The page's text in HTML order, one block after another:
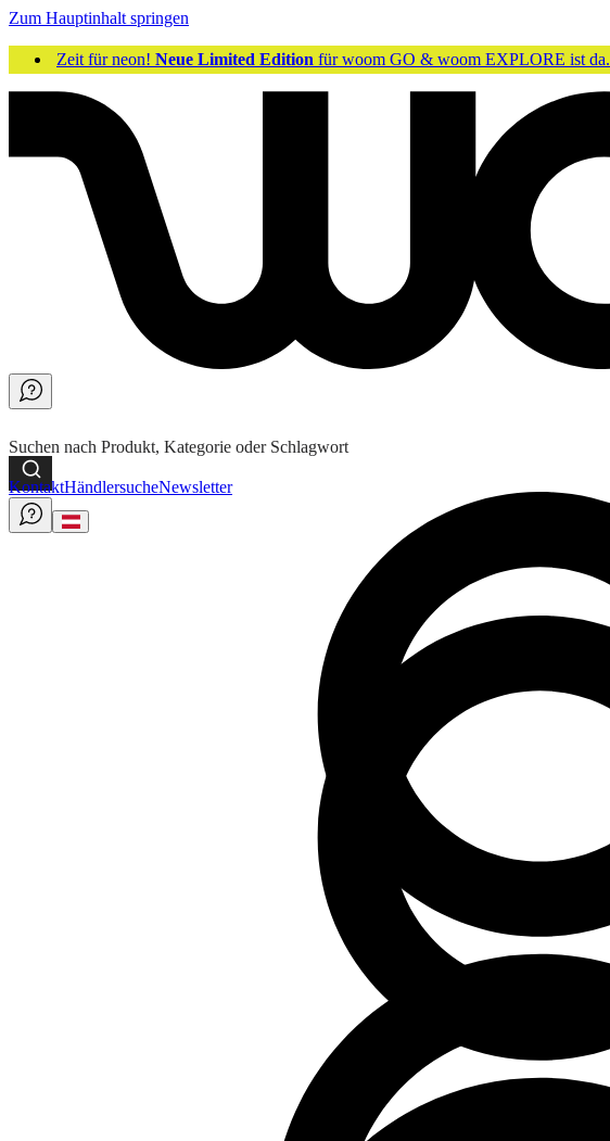
Zum Hauptinhalt springen
Zeit für neon! Neue Limited Edition für woom GO & woom EXPLORE ist da.
Suchen nach Produkt, Kategorie oder Schlagwort
KontaktHändlersucheNewsletter